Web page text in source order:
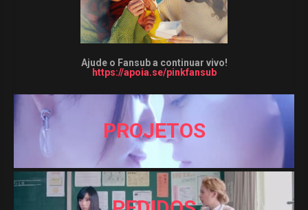
Ajude o Fansub a continuar vivo!
https://apoia.se/pinkfansub
PROJETOS